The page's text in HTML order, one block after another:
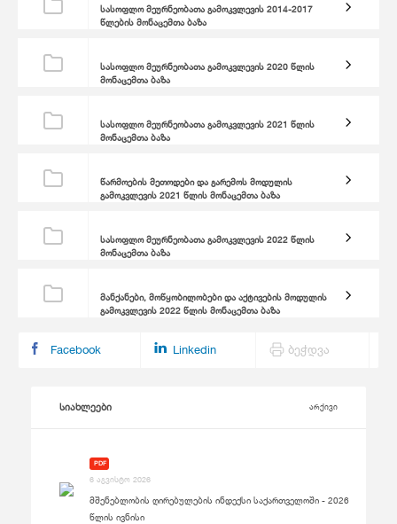
სასოფლო მეურნეობათა გამოკვლევის 2014-2017
წლების მონაცემთა ბაზა
სასოფლო მეურნეობათა გამოკვლევის 2020 წლის
მონაცემთა ბაზა
სასოფლო მეურნეობათა გამოკვლევის 2021 წლის
მონაცემთა ბაზა
წარმოების მეთოდები და გარემოს მოდულის
გამოკვლევის 2021 წლის მონაცემთა ბაზა
სასოფლო მეურნეობათა გამოკვლევის 2022 წლის
მონაცემთა ბაზა
მანქანები, მოწყობილობები და აქტივების მოდულის
გამოკვლევის 2022 წლის მონაცემთა ბაზა
Facebook Linkedin ბეჭდვა
სიახლეები არქივი
PDF
6 აგვისტო 2026
მშენებლობის ღირებულების ინდექსი საქართველოში - 2026
წლის ივნისი